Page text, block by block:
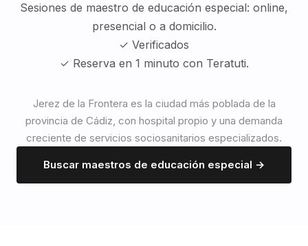
Sesiones de maestro de educación especial: online,
presencial o a domicilio.
✓ Verificados
✓ Reserva en 1 minuto con Teratuti.
Jerez de la Frontera es la ciudad más poblada de la
provincia de Cádiz, con hospital propio y una demanda
creciente de servicios sociosanitarios especializados.
Buscar maestros de educación especial →